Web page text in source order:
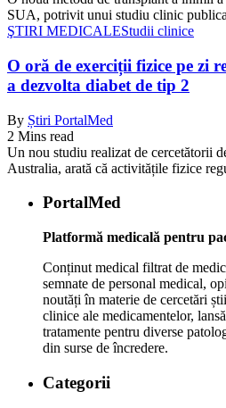
SUA, potrivit unui studiu clinic
ŞTIRI MEDICALEStudii clinice
O oră de exerciții fizice pe zi
a dezvolta diabet de tip 2
By Știri PortalMed
2 Mins read
Un nou studiu realizat de cercetătorii
Australia, arată că activitățile fizice
PortalMed
Platformă medicală pentru
Conținut medical filtrat de
semnate de personal medical,
noutăți în materie de cercetări
clinice ale medicamentelor,
tratamente pentru diverse
din surse de încredere.
Categorii